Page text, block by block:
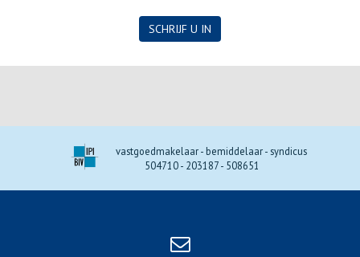
SCHRIJF U IN
vastgoedmakelaar - bemiddelaar - syndicus
504710 - 203187 - 508651